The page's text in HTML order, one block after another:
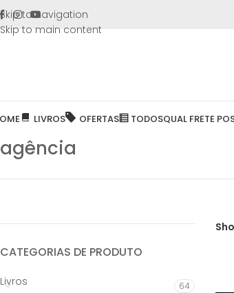
Skip to navigation
Skip to main content
LIVROS OFERTAS TODOSQUAL FRETE
agência
CATEGORIAS DE PRODUTO
Livros 64